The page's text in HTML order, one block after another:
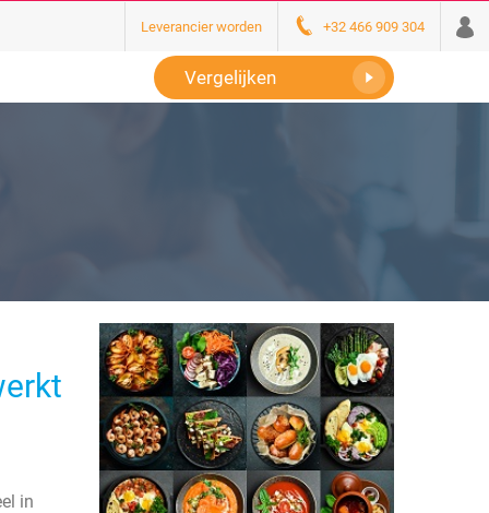
Leverancier worden +32 466 909 304
Vergelijken
in